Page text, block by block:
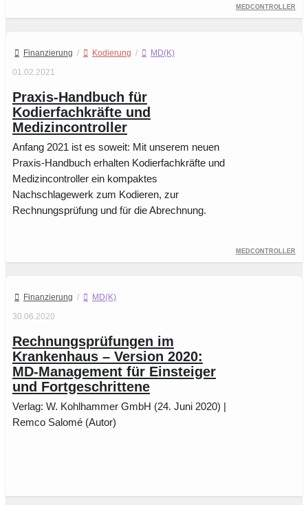
Medcontroller
Finanzierung / Kodierung /
MD(K)
01.02.2021
Praxis-Handbuch für
Kodierfachkräfte und
Medizincontroller
Anfang 2021 ist es soweit: Mit unserem neuen
Praxis-Handbuch erhalten Kodierfachkräfte und
Medizincontroller ein kompaktes
Nachschlagewerk zum Kodieren, zur
Rechnungsprüfung und für die Abrechnung.
Medcontroller
Finanzierung /
MD(K)
30.06.2020
Rechnungsprüfungen im
Krankenhaus – Version 2020:
MD-Management für Einsteiger
und Fortgeschrittene
Verlag: W. Kohlhammer GmbH (24. Juni 2020) |
Remco Salomé (Autor)